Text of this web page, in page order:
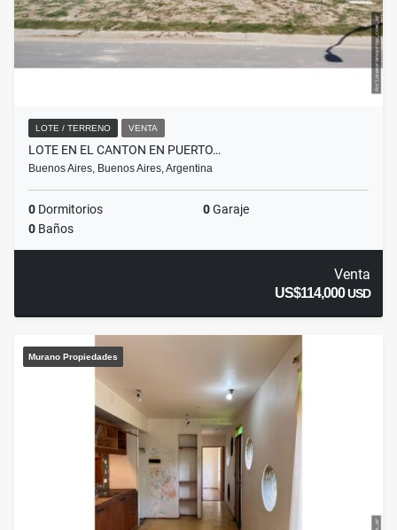
LOTE / TERRENO VENTA
LOTE EN EL CANTON EN PUERTO…
Buenos Aires, Buenos Aires, Argentina
0 Dormitorios 0Garaje
0 Baños
Venta
US$114,000USD
Murano Propiedades